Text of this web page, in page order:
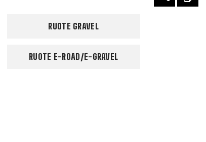
RUOTE GRAVEL
RUOTE E-ROAD/E-GRAVEL